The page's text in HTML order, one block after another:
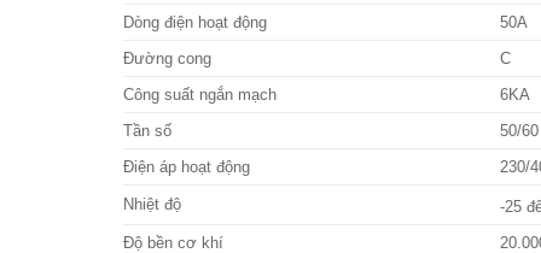
Dòng điện hoạt động
50A
Đường cong
C
Công suất ngắn mạch
6KA
Tần số
50/
Điện áp hoạt động
230/
Nhiệt độ -25
Độ bền cơ khí